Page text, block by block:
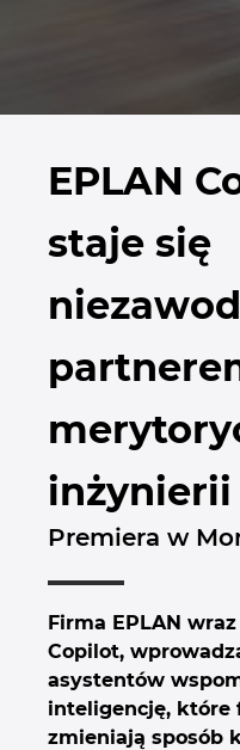
EPLAN
staje się
inżynierii
Premiera w
Firma EPLAN
Copilot,
asystentów
inteligencję, które
zmieniają sposób